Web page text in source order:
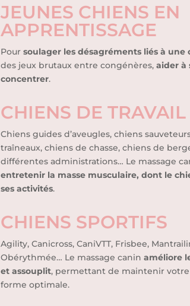
JEUNES CHIENS EN
APPRENTISSAGE
Poursoulager les désagréments liés à une
des jeux brutaux entre congénères,aider à
concentrer.
CHIENS DE TRAVAIL
Chiens guides d’aveugles, chiens
traîneaux, chiens de chasse, chiens de
différentes administrations… Le massage
entretenir la masse musculaire, dont le
ses activités.
CHIENS SPORTIFS
Agility, Canicross, CaniVTT, Frisbee,
Obérythmée… Le massage caninaméliore
et assouplit, permettant de maintenir
forme optimale.